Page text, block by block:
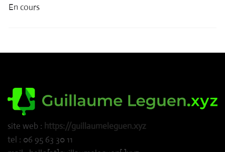
En cours
site web : https://guillaumeleguen.xyz
tel : 06 95 63 30 11